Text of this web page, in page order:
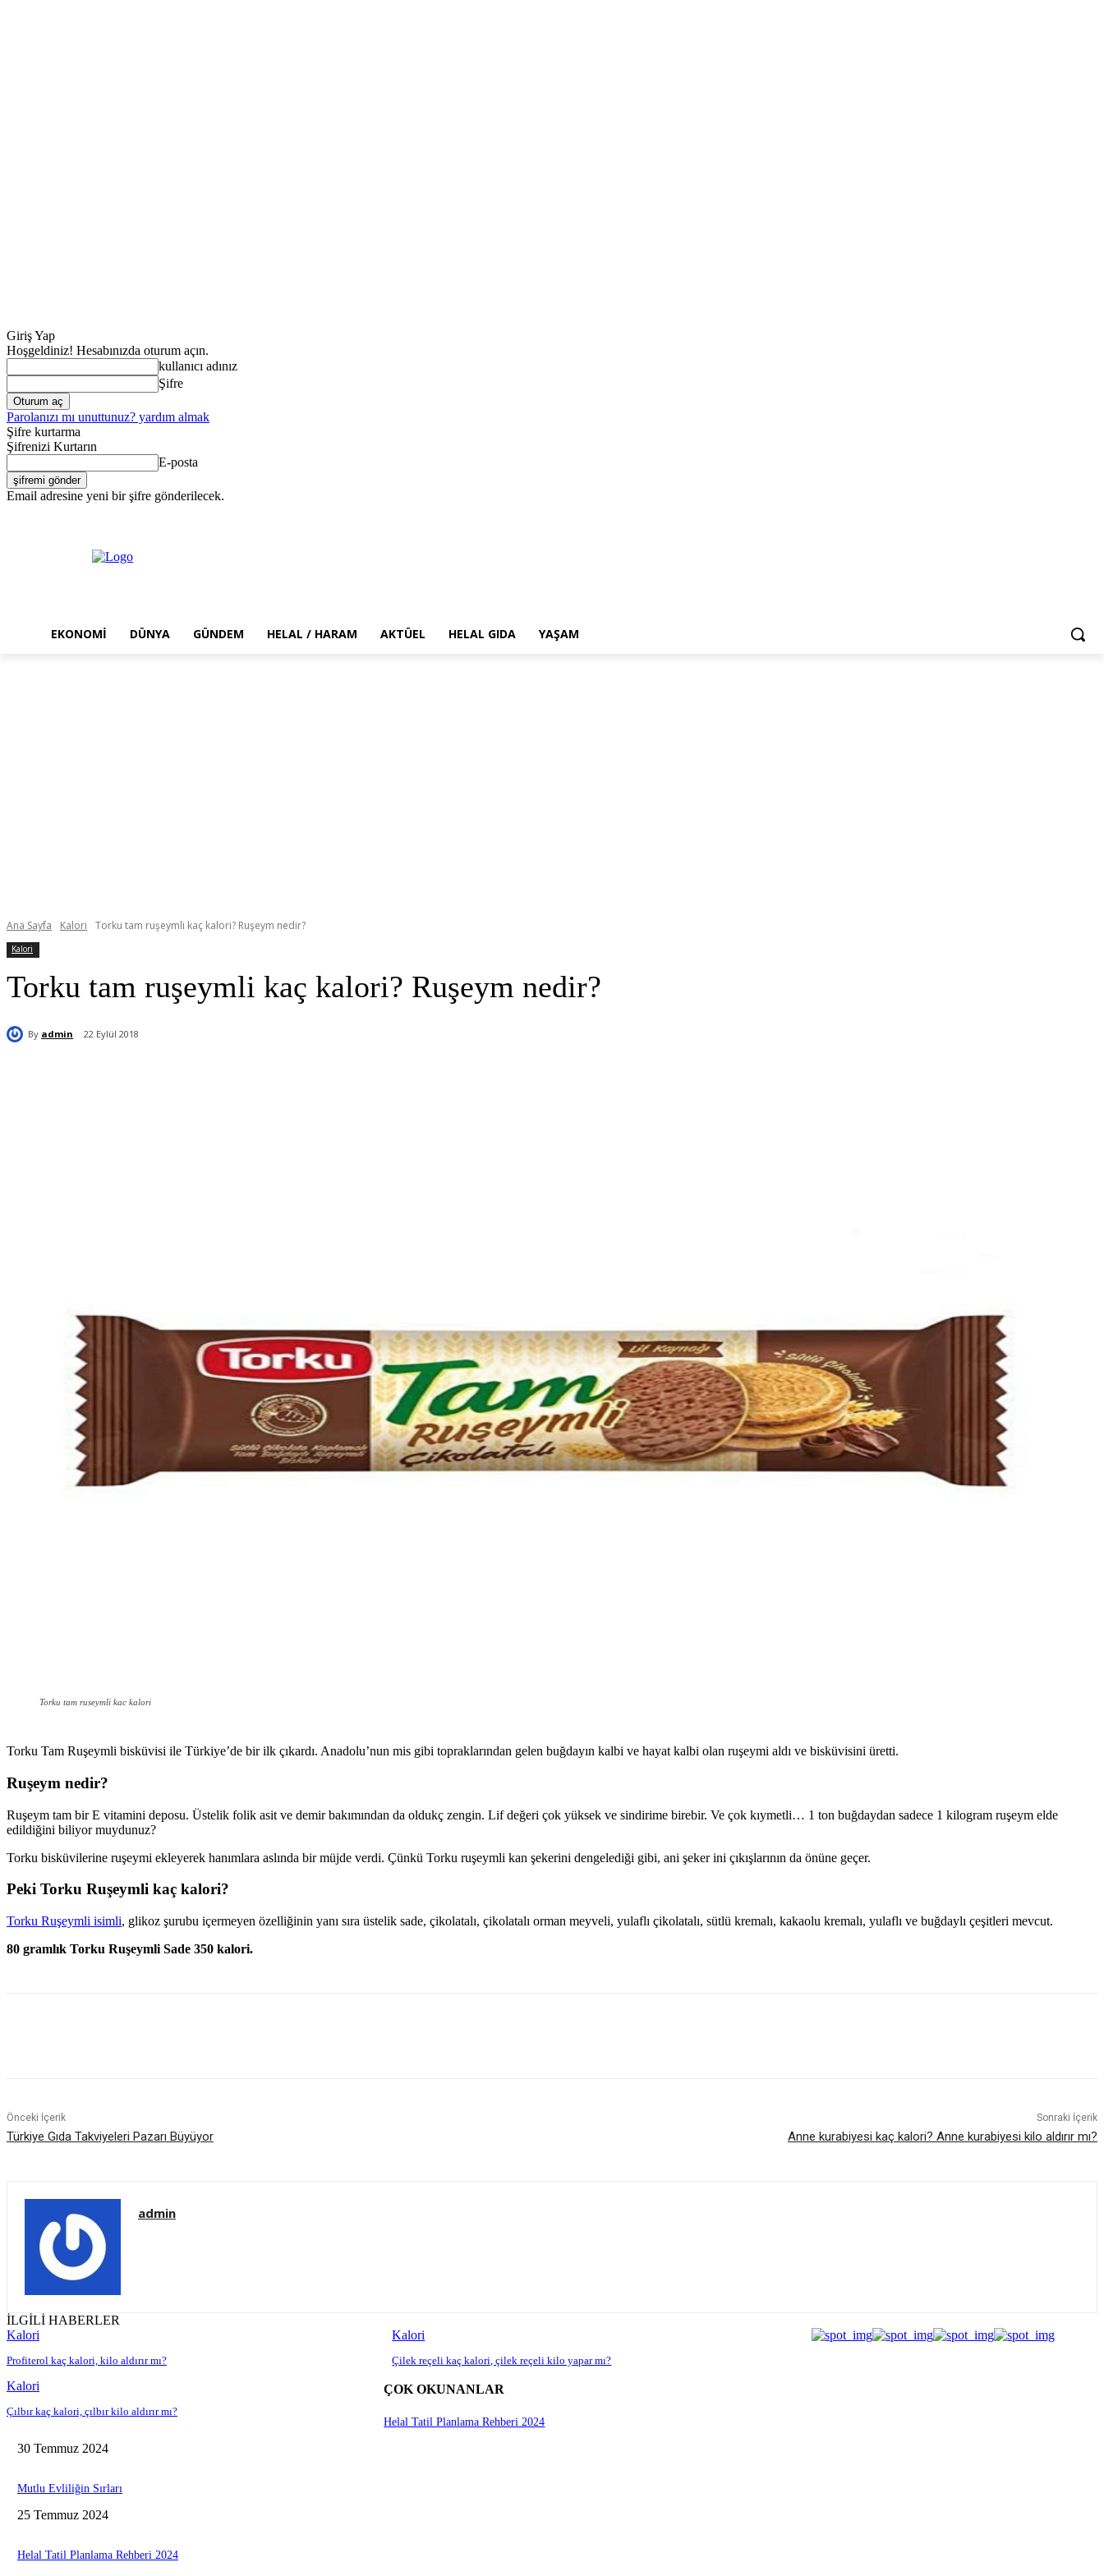
Giriş Yap
Hoşgeldiniz! Hesabınızda oturum açın.
kullanıcı adınız
Şifre
Parolanızı mı unuttunuz? yardım almak
Şifre kurtarma
Şifrenizi Kurtarın
E-posta
Email adresine yeni bir şifre gönderilecek.
EKONOMI DÜNYA GÜNDEM HELAL / HARAM AKTÜEL HELAL GIDA YAŞAM
Ana Sayfa Kalori Torku tam ruşeymli kaç kalori? Ruşeym nedir?
Kalori
Torku tam ruşeymli kaç kalori? Ruşeym nedir?
By admin 22 Eylül 2018
Torku tam ruseymli kac kalori
Torku Tam Ruşeymli bisküvisi ile Türkiye’de bir ilk çıkardı. Anadolu’nun mis gibi topraklarından gelen buğdayın kalbi ve hayat kalbi olan ruşeymi aldı ve bisküvisini üretti.
Ruşeym nedir?
Ruşeym tam bir E vitamini deposu. Üstelik folik asit ve demir bakımından da oldukç zengin. Lif değeri çok yüksek ve sindirime birebir. Ve çok kıymetli… 1 ton buğdaydan sadece 1 kilogram ruşeym elde
edildiğini biliyor muydunuz?
Torku bisküvilerine ruşeymi ekleyerek hanımlara aslında bir müjde verdi. Çünkü Torku ruşeymli kan şekerini dengelediği gibi, ani şeker ini çıkışlarının da önüne geçer.
Peki Torku Ruşeymli kaç kalori?
Torku Ruşeymli isimli, glikoz şurubu içermeyen özelliğinin yanı sıra üstelik sade, çikolatalı, çikolatalı orman meyveli, yulaflı çikolatalı, sütlü kremalı, kakaolu kremalı, yulaflı ve buğdaylı çeşitleri mevcut.
80 gramlık Torku Ruşeymli Sade 350 kalori.
Önceki İçerik
Türkiye Gıda Takviyeleri Pazarı Büyüyor
Sonraki İçerik
Anne kurabiyesi kaç kalori? Anne kurabiyesi kilo aldırır mı?
admin
İLGİLİ HABERLER
Kalori
Profiterol kaç kalori, kilo aldırır mı?
Kalori
Çilek reçeli kaç kalori, çilek reçeli kilo yapar mı?
Kalori
Çılbır kaç kalori, çılbır kilo aldırır mı?
ÇOK OKUNANLAR
Helal Tatil Planlama Rehberi 2024
30 Temmuz 2024
Mutlu Evliliğin Sırları
25 Temmuz 2024
Helal Tatil Planlama Rehberi 2024